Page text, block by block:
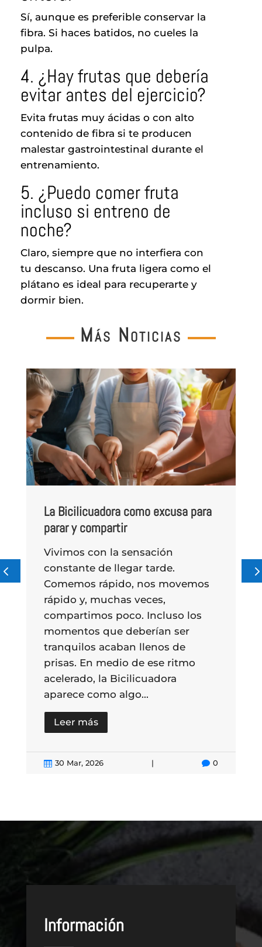
Sí, aunque es preferible conservar la
fibra. Si haces batidos, no cueles la
pulpa.
4. ¿Hay frutas que debería
evitar antes del ejercicio?
Evita frutas muy ácidas o con alto
contenido de fibra si te producen
malestar gastrointestinal durante el
entrenamiento.
5. ¿Puedo comer fruta
incluso si entreno de
noche?
Claro, siempre que no interfiera con
tu descanso. Una fruta ligera como el
plátano es ideal para recuperarte y
dormir bien.
Más Noticias
Energía humana vs energía
eléctrica: una reflexión necesaria
Vivimos rodeados de botones.
Pulsamos uno y la luz se
enciende. Pulsamos otro y la
comida se prepara. Todo funciona
de forma rápida, silenciosa y
aparentemente infinita. Rara vez
nos preguntamos de dónde viene
esa energía o qué implica
utilizarla. Simplemente está...
 23 Mar, 2026
Información